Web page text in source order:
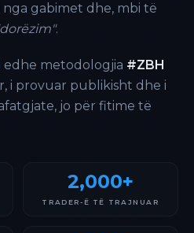
nga gabimet dhe, mbi të
.
edhe metodologjia #ZBH
i provuar publikisht dhe i
jo për fitime të
2,000+
TRADER-Ë TË TRAJNUAR